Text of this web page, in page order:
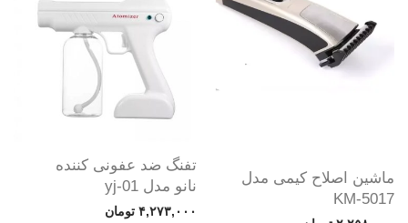
ماشین اصلاح کیمی مدل
KM-5017
تفنگ ضد عفونی کننده
نانو مدل yj-01
۴,۲۷۳,۰۰۰ تومان